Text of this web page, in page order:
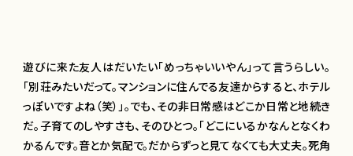
遊びに来た友人はだいたい「めっちゃいいやん」って言うらしい。
「別荘みたいだって。マンションに住んでる友達からすると、ホテル
っぽいですよね（笑）」。でも、その非日常感はどこか日常と地続き
だ。子育てのしやすさも、そのひとつ。「どこにいるかなんとなくわ
かるんです。音とか気配で。だからずっと見てなくても大丈夫。死角